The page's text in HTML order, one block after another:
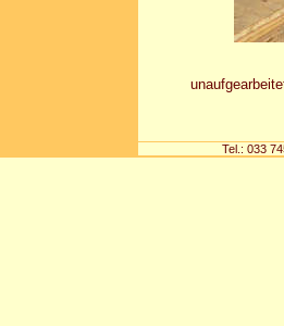
Tel.: 033